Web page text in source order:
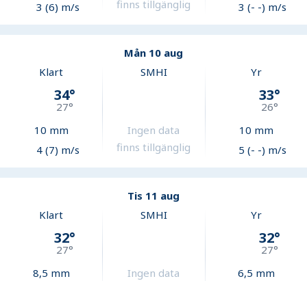
3 (6) m/s
finns tillgänglig
3 (- -) m/s
Mån 10 aug
Klart
34°
27°
10 mm
4 (7) m/s
SMHI
Ingen data
finns tillgänglig
Yr
33°
26°
10 mm
5 (- -) m/s
Tis 11 aug
Klart
32°
27°
8,5 mm
SMHI
Ingen data
Yr
32°
27°
6,5 mm